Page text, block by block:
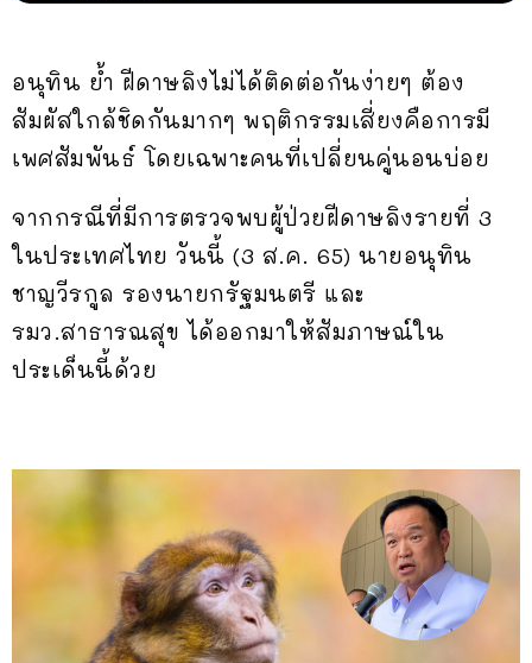
อนุทิน ย้ำ ฝีดาษลิงไม่ได้ติดต่อกันง่ายๆ ต้อง
สัมผัสใกล้ชิดกันมากๆ พฤติกรรมเสี่ยงคือการมี
เพศสัมพันธ์ โดยเฉพาะคนที่เปลี่ยนคู่นอนบ่อย
จากกรณีที่มีการตรวจพบผู้ป่วยฝีดาษลิงรายที่ 3
ในประเทศไทย วันนี้ (3 ส.ค. 65) นายอนุทิน
ชาญวีรกูล รองนายกรัฐมนตรี และ
รมว.สาธารณสุข ได้ออกมาให้สัมภาษณ์ใน
ประเด็นนี้ด้วย